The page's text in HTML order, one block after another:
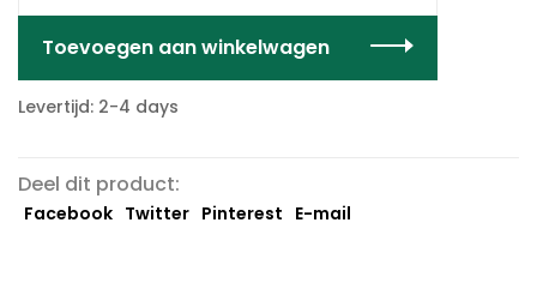
Toevoegen aan winkelwagen
Levertijd: 2-4 days
Deel dit product:
Facebook Twitter Pinterest E-mail